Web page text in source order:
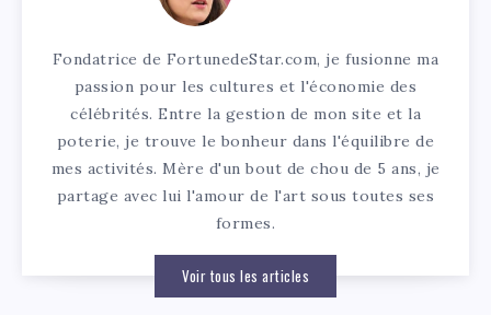
Fondatrice de FortunedeStar.com, je fusionne ma
passion pour les cultures et l'économie des
célébrités. Entre la gestion de mon site et la
poterie, je trouve le bonheur dans l'équilibre de
mes activités. Mère d'un bout de chou de 5 ans, je
partage avec lui l'amour de l'art sous toutes ses
formes.
Voir tous les articles